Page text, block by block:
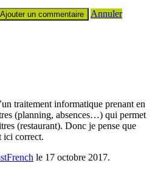
Annuler
traitement informatique prenant en
(planning, absences…) qui permet
(restaurant). Donc je pense que
ici correct.
le 17 octobre 2017.